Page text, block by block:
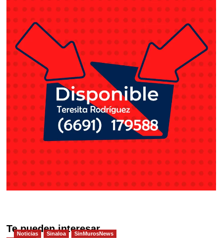
Te pueden interesar
Noticias Sinaloa SinMurosNews